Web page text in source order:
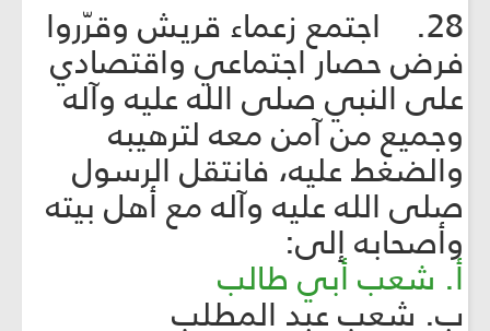
28. اجتمع زعماء قريش وقرّروا
فرض حصار اجتماعي واقتصادي
على النبي صلى الله عليه وآله
وجميع من آمن معه لترهيبه
والضغط عليه، فانتقل الرسول
صلى الله عليه وآله مع أهل بيته
وأصحابه إلى:
أ. شعب أبي طالب
ب. شعب عبد المطلب